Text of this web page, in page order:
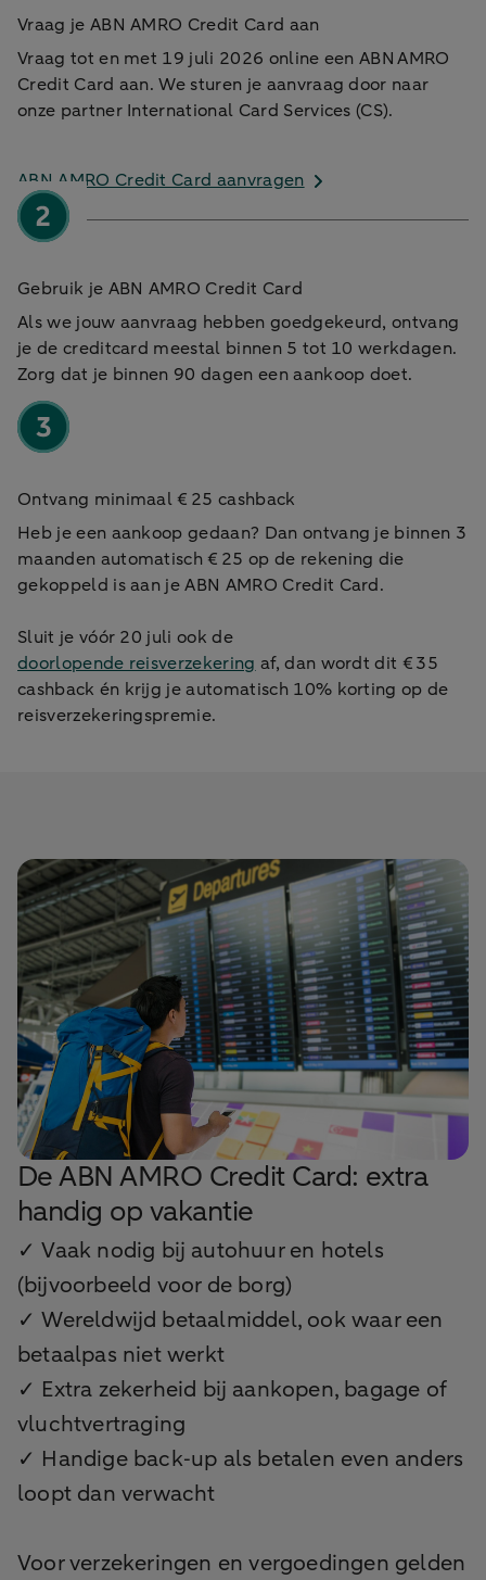
Vraag je ABN AMRO Credit Card aan
Vraag tot en met 19 juli 2026 online een ABN AMRO
Credit Card aan. We sturen je aanvraag door naar
onze partner International Card Services (CS).
ABN AMRO Credit Card aanvragen
Gebruik je ABN AMRO Credit Card
Als we jouw aanvraag hebben goedgekeurd, ontvang
je de creditcard meestal binnen 5 tot 10 werkdagen.
Zorg dat je binnen 90 dagen een aankoop doet.
Ontvang minimaal € 25 cashback
Heb je een aankoop gedaan? Dan ontvang je binnen 3
maanden automatisch € 25 op de rekening die
gekoppeld is aan je ABN AMRO Credit Card.
Sluit je vóór 20 juli ook de
doorlopende reisverzekering af, dan wordt dit € 35
cashback én krijg je automatisch 10% korting op de
reisverzekeringspremie.
De ABN AMRO Credit Card: extra
handig op vakantie
✓ Vaak nodig bij autohuur en hotels
(bijvoorbeeld voor de borg)
✓ Wereldwijd betaalmiddel, ook waar een
betaalpas niet werkt
✓ Extra zekerheid bij aankopen, bagage of
vluchtvertraging
✓ Handige back‑up als betalen even anders
loopt dan verwacht
Voor verzekeringen en vergoedingen gelden